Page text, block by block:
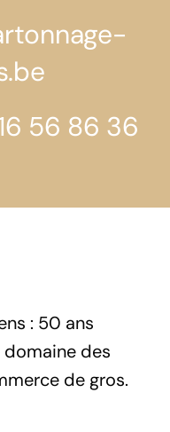
56 86 36
: 50 ans
domaine des
de gros.